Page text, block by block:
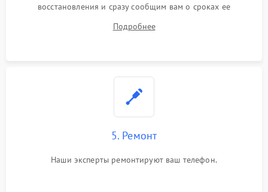
восстановления и сразу сообщим вам о сроках ее
Подробнее
5. Ремонт
Наши эксперты ремонтируют ваш телефон.